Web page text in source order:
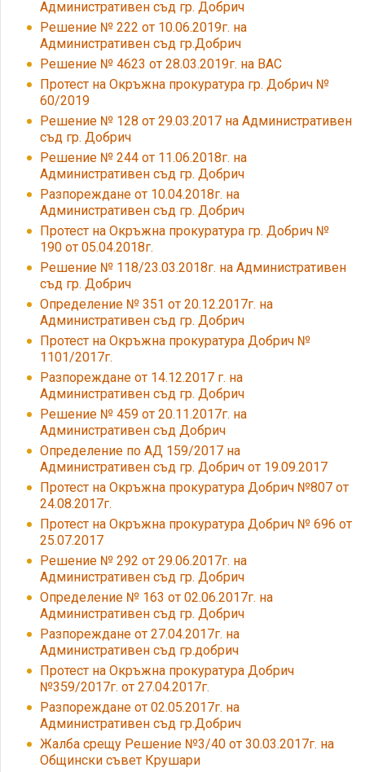
Административен съд гр. Добрич
Решение № 222 от 10.06.2019г. на
Административен съд гр.Добрич
Решение № 4623 от 28.03.2019г. на ВАС
Протест на Окръжна прокуратура гр. Добрич №
60/2019
Решение № 128 от 29.03.2017 на Административен
съд гр. Добрич
Решение № 244 от 11.06.2018г. на
Административен съд гр. Добрич
Разпореждане от 10.04.2018г. на
Административен съд гр. Добрич
Протест на Окръжна прокуратура гр. Добрич №
190 от 05.04.2018г.
Решение № 118/23.03.2018г. на Административен
съд гр. Добрич
Определение № 351 от 20.12.2017г. на
Административен съд гр. Добрич
Протест на Окръжна прокуратура Добрич №
1101/2017г.
Разпореждане от 14.12.2017 г. на
Административен съд гр. Добрич
Решение № 459 от 20.11.2017г. на
Административен съд Добрич
Определение по АД 159/2017 на
Административен съд гр. Добрич от 19.09.2017
Протест на Окръжна прокуратура Добрич №807 от
24.08.2017г.
Протест на Окръжна прокуратура Добрич № 696 от
25.07.2017
Решение № 292 от 29.06.2017г. на
Административен съд гр. Добрич
Определение № 163 от 02.06.2017г. на
Административен съд гр. Добрич
Разпореждане от 27.04.2017г. на
Административен съд гр.добрич
Протест на Окръжна прокуратура Добрич
№359/2017г. от 27.04.2017г.
Разпореждане от 02.05.2017г. на
Административен съд гр.Добрич
Жалба срещу Решение №3/40 от 30.03.2017г. на
Общински съвет Крушари